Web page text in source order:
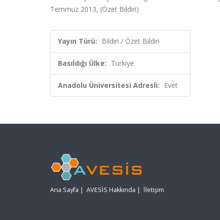
Temmuz 2013, (Özet Bildiri)
Yayın Türü: Bildiri / Özet Bildiri
Basıldığı Ülke: Türkiye
Anadolu Üniversitesi Adresli: Evet
Ana Sayfa | AVESİS Hakkında | İletişim